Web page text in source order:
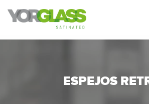
ESPEJOS